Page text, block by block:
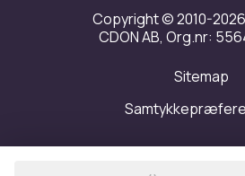
Investor relations
Tilgængelighed
Copyright © 2010-2026
CDON AB, Org.nr:
Sitemap